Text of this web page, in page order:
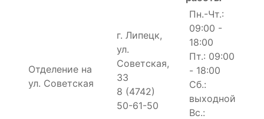
Отделение на
ул. Советская
г. Липецк,
ул.
Советская,
33
8 (4742)
50-61-50
Пн.-Чт.:
09:00 -
18:00
Пт.: 09:00
- 18:00
Сб.:
выходной
Вс.: